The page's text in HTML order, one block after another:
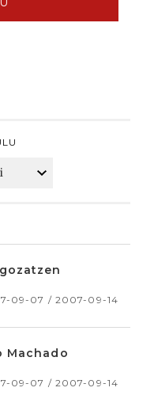
09-07 / 2007-09-14
Machado
09-07 / 2007-09-14